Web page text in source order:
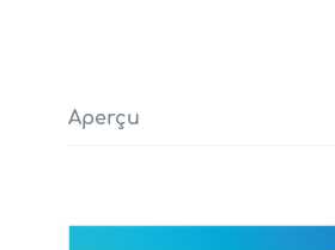
Aperçu
2 Valves